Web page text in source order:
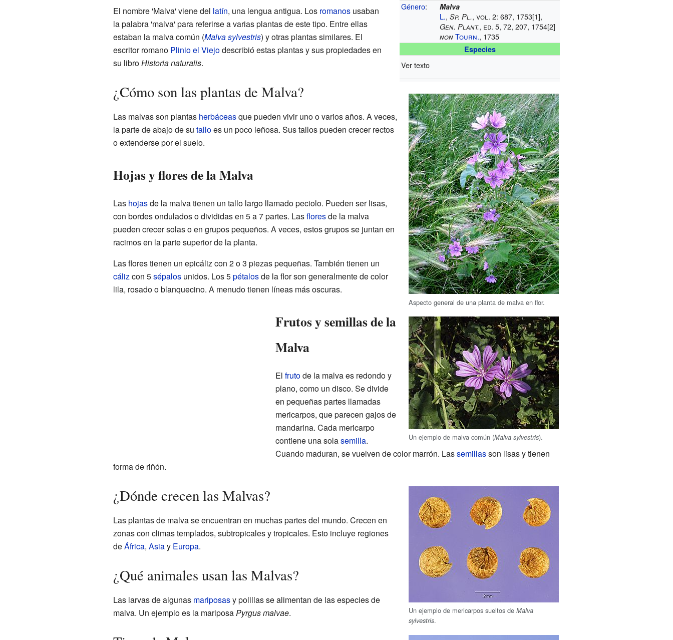
Género: Malva
L.,Sp. Pl., vol. 2: 687, 1753[1],
Gen. Plant., ed. 5, 72, 207, 1754[2]
non Tourn., 1735
Especies
Ver texto
Aspecto general de una planta de malva en flor.
Un ejemplo de malva común (Malva sylvestris).
El nombre 'Malva' viene del latín, una lengua antigua. Los romanosusaban
la palabra 'malva' para referirse a varias plantas de este tipo. Entre ellas
estaban la malva común (Malva sylvestris) y otras plantas similares. El
escritor romano Plinio el Viejodescribió estas plantas y sus propiedades en
su libroHistoria naturalis.
¿Cómo son las plantas de Malva?
Las malvas son plantas herbáceasque pueden vivir uno o varios años. A veces,
la parte de abajo de su talloes un poco leñosa. Sus tallos pueden crecer rectos
o extenderse por el suelo.
Hojas y flores de la Malva
Las hojasde la malva tienen un tallo largo llamado peciolo. Pueden ser lisas,
con bordes ondulados o divididas en 5 a 7 partes. Lasfloresde la malva
pueden crecer solas o en grupos pequeños. A veces, estos grupos se juntan en
racimos en la parte superior de la planta.
Las flores tienen un epicáliz con 2 o 3 piezas pequeñas. También tienen un
cálizcon 5sépalosunidos. Los 5pétalosde la flor son generalmente de color
lila, rosado o blanquecino. A menudo tienen líneas más oscuras.
Frutos y semillas de la
Malva
El frutode la malva es redondo y
plano, como un disco. Se divide
en pequeñas partes llamadas
mericarpos, que parecen gajos de
mandarina. Cada mericarpo
contiene una solasemilla.
Cuando maduran, se vuelven de color marrón. Lassemillasson lisas y tienen
forma de riñón.
Un ejemplo de mericarpos sueltos deMalva
sylvestris.
¿Dónde crecen las Malvas?
Las plantas de malva se encuentran en muchas partes del mundo. Crecen en
zonas con climas templados, subtropicales y tropicales. Esto incluye regiones
deÁfrica, Asiay Europa.
¿Qué animales usan las Malvas?
Las larvas de algunas mariposasy polillas se alimentan de las especies de
malva. Un ejemplo es la mariposaPyrgus malvae.